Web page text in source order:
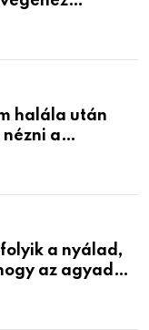
halála után
a
a nyálad,
az agyad…